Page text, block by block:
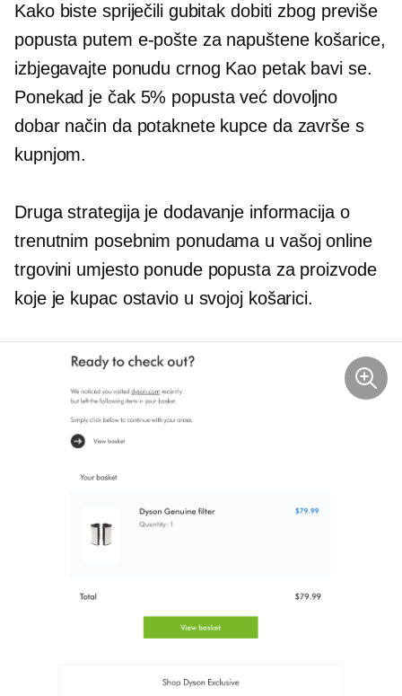
Kako biste spriječili gubitak dobiti zbog previše
popusta putem e-pošte za napuštene košarice,
izbjegavajte ponudu crnog Kao petakbavi se.
Ponekad je čak 5% popusta već dovoljno
dobar način da potaknete kupce da završe s
kupnjom.
Druga strategija je dodavanje informacija o
trenutnim posebnim ponudama u vašoj online
trgovini umjesto ponude popusta za proizvode
koje je kupac ostavio u svojoj košarici.